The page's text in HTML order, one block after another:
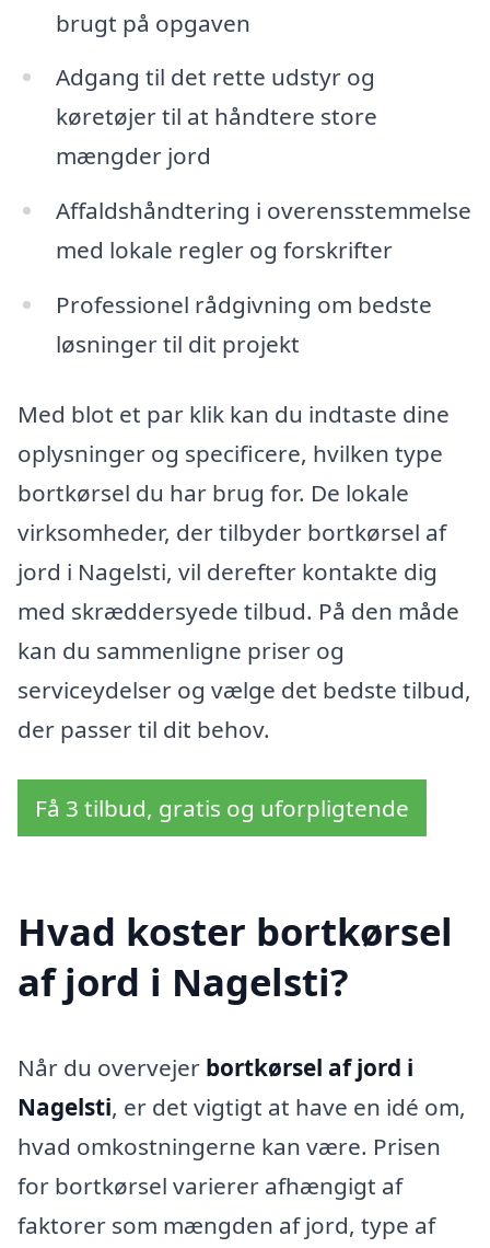
brugt på opgaven
Adgang til det rette udstyr og
køretøjer til at håndtere store
mængder jord
Affaldshåndtering i overensstemmelse
med lokale regler og forskrifter
Professionel rådgivning om bedste
løsninger til dit projekt
Med blot et par klik kan du indtaste dine
oplysninger og specificere, hvilken type
bortkørsel du har brug for. De lokale
virksomheder, der tilbyder bortkørsel af
jord i Nagelsti, vil derefter kontakte dig
med skræddersyede tilbud. På den måde
kan du sammenligne priser og
serviceydelser og vælge det bedste tilbud,
der passer til dit behov.
Få 3 tilbud, gratis og uforpligtende
Hvad koster bortkørsel
af jord i Nagelsti?
Når du overvejer bortkørsel af jord i
Nagelsti, er det vigtigt at have en idé om,
hvad omkostningerne kan være. Prisen
for bortkørsel varierer afhængigt af
faktorer som mængden af jord, type af